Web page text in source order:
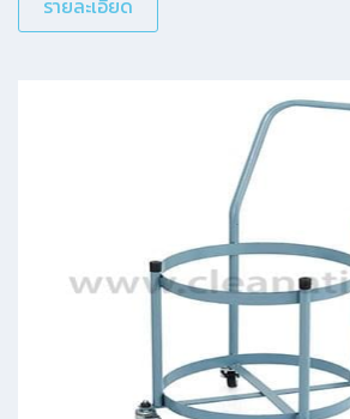
แบบ Low pressure structural
รายละเอียด